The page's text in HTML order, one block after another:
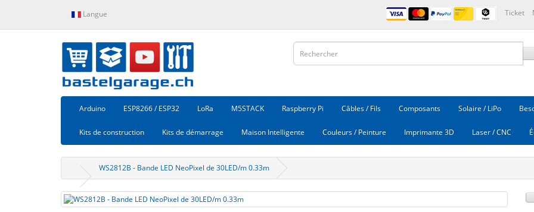
Langue Ticket
Arduino ESP8266 / ESP32 LoRa M5STACK Raspberry Pi Câbles / Fils Composants Solaire / LiPo
Kits de construction Kits de démarrage Maison Intelligente Couleurs / Peinture Imprimante 3D Laser / CNC
WS2812B - Bande LED NeoPixel de 30LED/m 0.33m